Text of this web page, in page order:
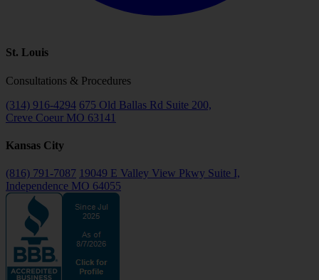
St. Louis
Consultations & Procedures
(314) 916-4294 675 Old Ballas Rd Suite 200,
Creve Coeur MO 63141
Kansas City
(816) 791-7087 19049 E Valley View Pkwy Suite I,
Independence MO 64055